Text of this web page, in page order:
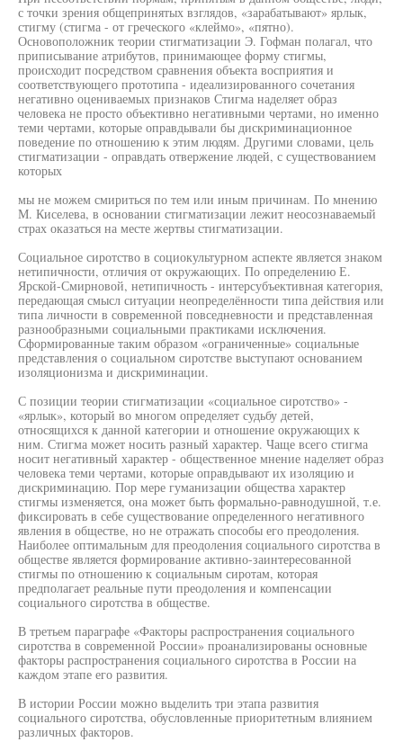
с точки зрения общепринятых взглядов, «зарабатывают» ярлык,
стигму (стигма - от греческого «клеймо», «пятно).
Основоположник теории стигматизации Э. Гофман полагал, что
приписывание атрибутов, принимающее форму стигмы,
происходит посредством сравнения объекта восприятия и
соответствующего прототипа - идеализированного сочетания
негативно оцениваемых признаков Стигма наделяет образ
человека не просто объективно негативными чертами, но именно
теми чертами, которые оправдывали бы дискриминационное
поведение по отношению к этим людям. Другими словами, цель
стигматизации - оправдать отвержение людей, с существованием
которых
мы не можем смириться по тем или иным причинам. По мнению
М. Киселева, в основании стигматизации лежит неосознаваемый
страх оказаться на месте жертвы стигматизации.
Социальное сиротство в социокультурном аспекте является знаком
нетипичности, отличия от окружающих. По определению Е.
Ярской-Смирновой, нетипичность - интерсубъективная категория,
передающая смысл ситуации неопределённости типа действия или
типа личности в современной повседневности и представленная
разнообразными социальными практиками исключения.
Сформированные таким образом «ограниченные» социальные
представления о социальном сиротстве выступают основанием
изоляционизма и дискриминации.
С позиции теории стигматизации «социальное сиротство» -
«ярлык», который во многом определяет судьбу детей,
относящихся к данной категории и отношение окружающих к
ним. Стигма может носить разный характер. Чаще всего стигма
носит негативный характер - общественное мнение наделяет образ
человека теми чертами, которые оправдывают их изоляцию и
дискриминацию. Пор мере гуманизации общества характер
стигмы изменяется, она может быть формально-равнодушной, т.е.
фиксировать в себе существование определенного негативного
явления в обществе, но не отражать способы его преодоления.
Наиболее оптимальным для преодоления социального сиротства в
обществе является формирование активно-заинтересованной
стигмы по отношению к социальным сиротам, которая
предполагает реальные пути преодоления и компенсации
социального сиротства в обществе.
В третьем параграфе «Факторы распространения социального
сиротства в современной России» проанализированы основные
факторы распространения социального сиротства в России на
каждом этапе его развития.
В истории России можно выделить три этапа развития
социального сиротства, обусловленные приоритетным влиянием
различных факторов.